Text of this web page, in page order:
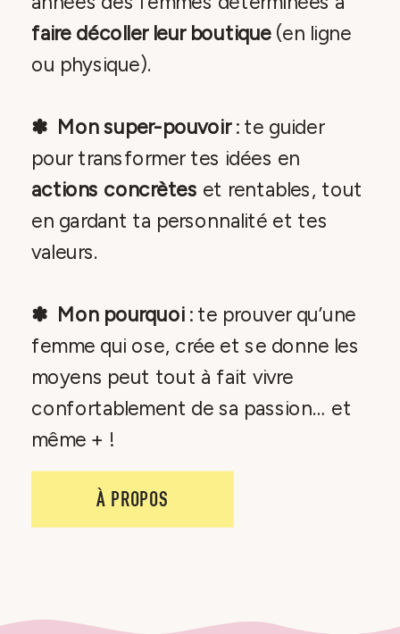
faire décoller leur boutique(en ligne
ou physique).
✽ Mon super-pouvoir: te guider
pour transformer tes idées en
actions concrètes et rentables, tout
en gardant ta personnalité et tes
valeurs.
✽ Mon pourquoi : te prouver qu’une
femme qui ose, crée et se donne les
moyens peut tout à fait vivre
confortablement de sa passion… et
même + !
À PROPOS